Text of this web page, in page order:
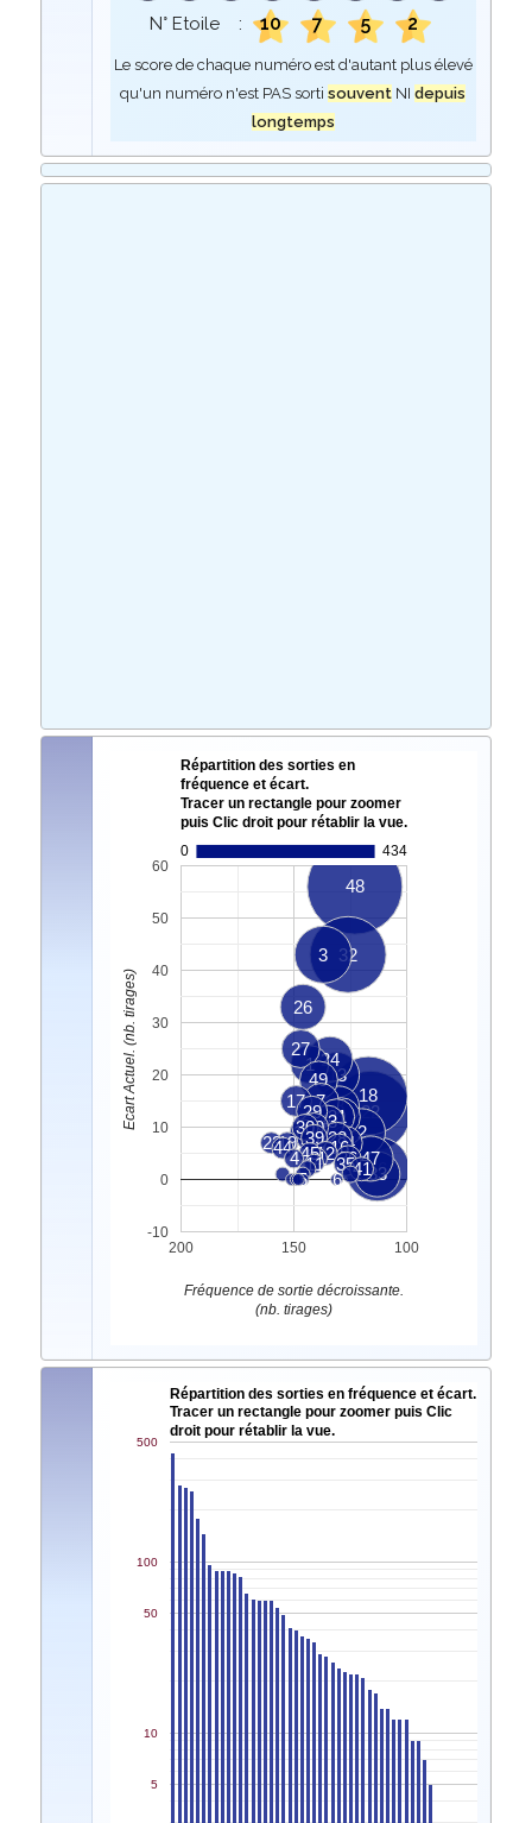
N° Etoile : 10 7 5 2
Le score de chaque numéro est d'autant plus élevé
qu'un numéro n'est PAS sortisouvent NIdepuis
longtemps
Répartition des sorties en
fréquence et écart.
Tracer un rectangle pour zoomer
puis Clic droit pour rétablir la vue.
0
434
48
22
18
32
46
3
2
13
24
26
33
47
8
1
9
27
49
7
31
34
43
17
28
29
16
20
10
25
30
36
39
12
3541
19
21
2344 45
4 11
5 6
200 150 100
-10
0
10
20
30
40
50
60
Fréquence de sortie décroissante.
(nb. tirages)
Ecart Actuel. (nb. tirages)
Répartition des sorties en fréquence et écart.
Tracer un rectangle pour zoomer puis Clic
droit pour rétablir la vue.
5
10
50
100
500